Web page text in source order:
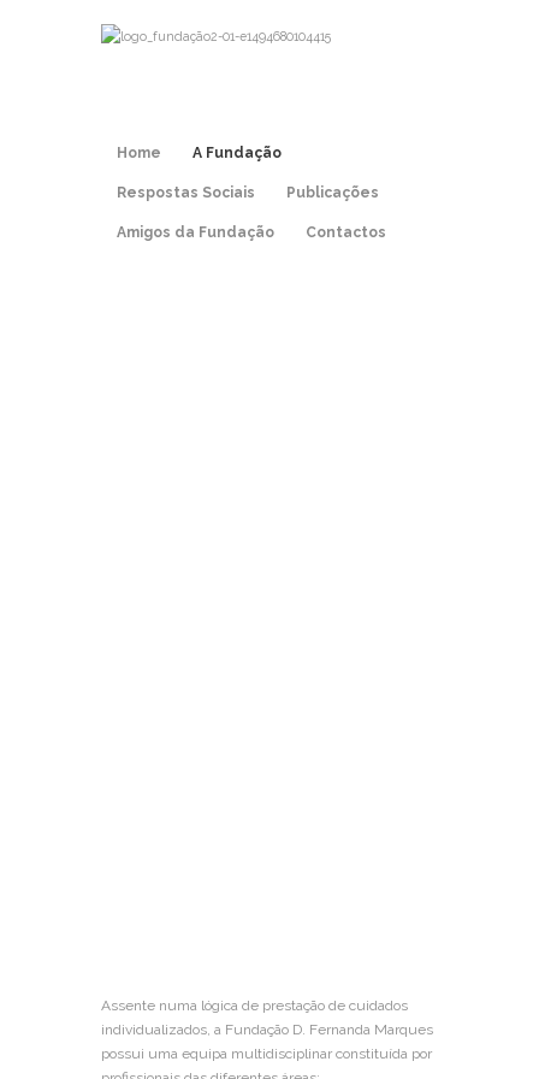
Home A Fundação
Respostas Sociais Publicações
Amigos da Fundação Contactos
Assente numa lógica de prestação de cuidados
individualizados, a Fundação D. Fernanda Marques
possui uma equipa multidisciplinar constituída por